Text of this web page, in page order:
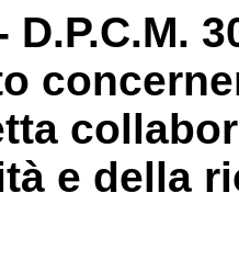
D.P.C.M.
e della